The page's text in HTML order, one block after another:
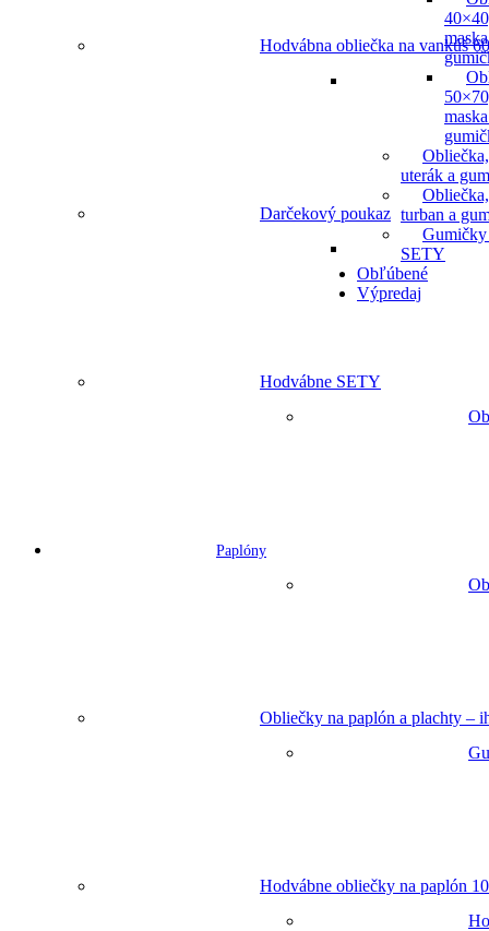
Obliečka,
uterák a
Obliečka,
turban a
SETY
Obľúbené
Výpredaj
Hodvábna obliečka na vankúš
Darčekový poukaz
Hodvábne SETY
Paplóny
Obliečky na paplón a plachty –
Hodvábne obliečky na paplón